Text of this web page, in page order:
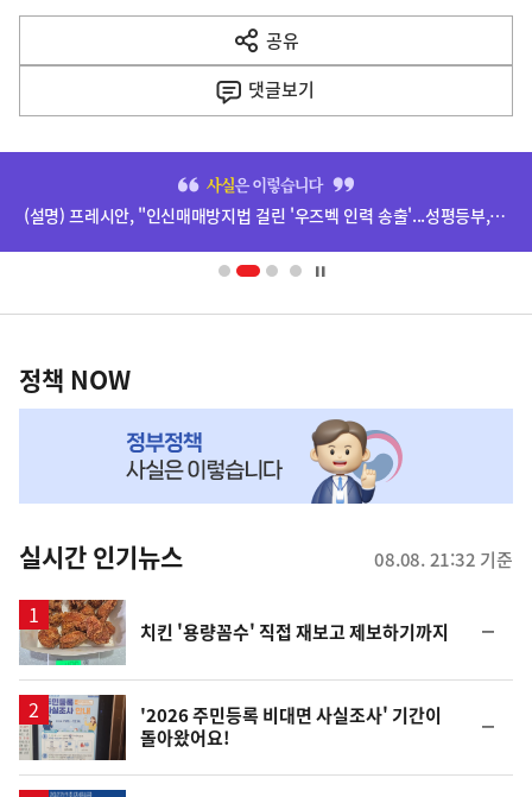
다
음
공유
열
기
댓글보기
영
(설명) 프레시안, "인신매매방지법 걸린 '우즈벡 인력 송출'...성평등부,노동·법무부에 개선 요청" 관련
책
NOW,
뉴
스
정책 NOW
실시간 인기뉴스 08.08. 21:32 기준
치킨 '용량꼼수' 직접 재보고 제보하기까지
일
'2026 주민등록 비대면 사실조사' 기간이
돌아왔어요!
일